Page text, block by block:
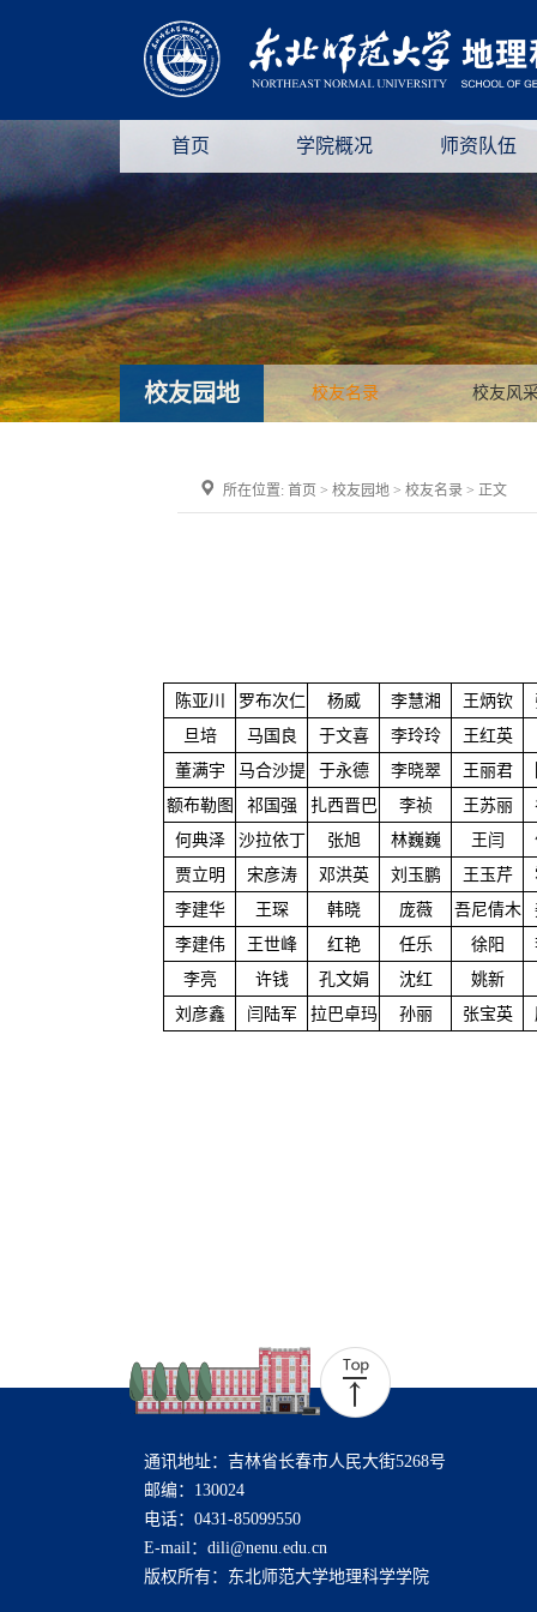
首页 学院概况 师资队伍
校友园地 校友名录 校友风
所在位置: 首页 > 校友园地 > 校友名录 > 正文
陈亚川 罗布次仁 杨威 李慧湘 王炳钦
旦培
马国良 于文喜 李玲玲
王红英
董满宇
马合沙提 于永德 李晓翠 王丽君
额布勒图
祁国强 扎西晋巴 李祯 王苏丽
何典泽
沙拉依丁 张旭 林巍巍 王闫
贾立明
宋彦涛 邓洪英 刘玉鹏 王玉芹
李建华
王琛 韩晓 庞薇 吾尼倩木
李建伟
王世峰 红艳 任乐 徐阳
李亮
许钱 孔文娟 沈红
姚新
刘彦鑫
闫陆军 拉巴卓玛 孙丽 张宝英
通讯地址：吉林省长春市人民大街5268号
邮编：130024
电话：0431-85099550
E-mail：dili@nenu.edu.cn
版权所有：东北师范大学地理科学学院